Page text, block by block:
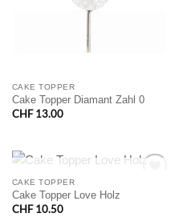
CAKE TOPPER
Cake Topper Diamant Zahl 0
CHF13.00
NICHT VORRÄTIG
CAKE TOPPER
Cake Topper Love Holz
CHF10.50